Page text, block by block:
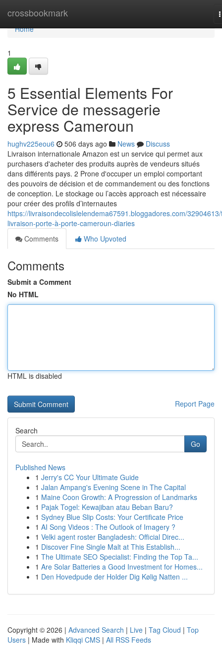
crossbookmark
Home
Home
1
5 Essential Elements For
Service de messagerie
express Cameroun
hughv225eou6 506 days ago News
Discuss
Livraison internationale Amazon est un service qui permet aux
purchasers d'acheter des produits auprès de vendeurs situés
dans différents pays. 2 Prone d'occuper un emploi comportant
des pouvoirs de décision et de commandement ou des fonctions
de conception. Le stockage ou l’accès approach est nécessaire
pour créer des profils d’internautes
https://livraisondecolislelendema67591.bloggadores.com/
livraison-porte-à-porte-cameroun-diaries
Comments
Who Upvoted
Comments
Submit a Comment
No HTML
HTML is disabled
Report Page
Search
Go
Published News
1 Jerry's CC Your Ultimate Guide
1 Jalan Ampang's Evening Scene in The Capital
1 Maine Coon Growth: A Progression of Landmarks
1 Pajak Togel: Kewajiban atau Beban Baru?
1 Sydney Blue Slip Costs: Your Certificate Price
1 AI Song Videos : The Outlook of Imagery ?
1 Velki agent roster Bangladesh: Official Direc...
1 Discover Fine Single Malt at This Establish...
1 The Ultimate SEO Specialist: Finding the Top Ta...
1 Are Solar Batteries a Good Investment for Homes...
1 Den Hovedpude der Holder Dig Kølig Natten ...
Copyright © 2026 | Advanced Search | Live | Tag Cloud | Top
Users | Made with Kliqqi CMS | All RSS Feeds